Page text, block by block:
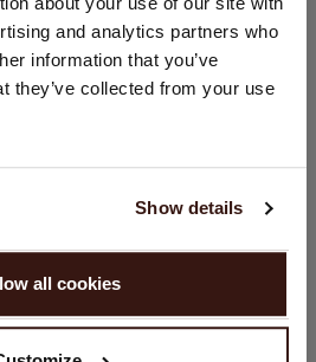
and analytics partners who
information that you’ve
they’ve collected from your use
Show details
all cookies
OOK LEUK
($)
GA VERDER